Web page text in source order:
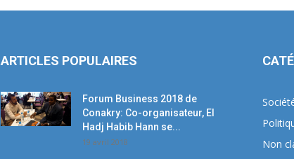
ARTICLES POPULAIRES
Forum Business 2018 de
Conakry: Co-organisateur, El
Hadj Habib Hann se...
19 avril 2018
Non